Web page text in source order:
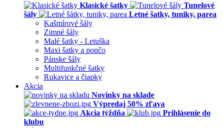
Klasické šatky
Tunelové
šály
Letné šatky, tuniky, parea
Kašmírové šály
Zimné šály
Malé šatky - Letuška
Maxi šatky a pončo
Pánske šály
Multifunkčné šatky
Rukavice a čiapky
Akcia
Novinky na sklade
Výpredaj 50% zľava
Akcia týždňa
Prihlásenie do
klubu